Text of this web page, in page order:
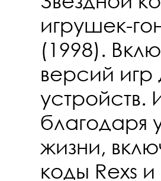
игрушек-
(1998).
версий игр
устройств.
благодаря
жизни,
коды Rexs